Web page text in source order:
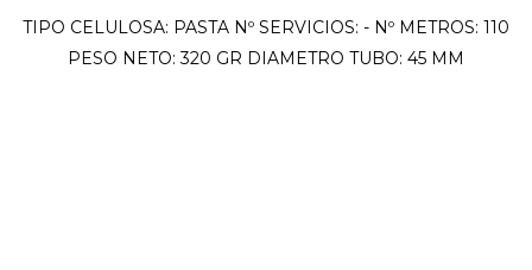
TIPO CELULOSA: PASTA Nº SERVICIOS: - Nº METROS: 110
PESO NETO: 320 GR DIAMETRO TUBO: 45 MM